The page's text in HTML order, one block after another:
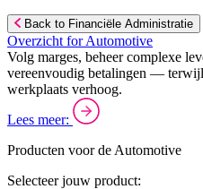
Back to Financiële Administratie
Overzicht for Automotive
Volg marges, beheer complexe
vereenvoudig betalingen —
werkplaats verhoog.
Lees meer:
Producten voor de Automotive
Selecteer jouw product: